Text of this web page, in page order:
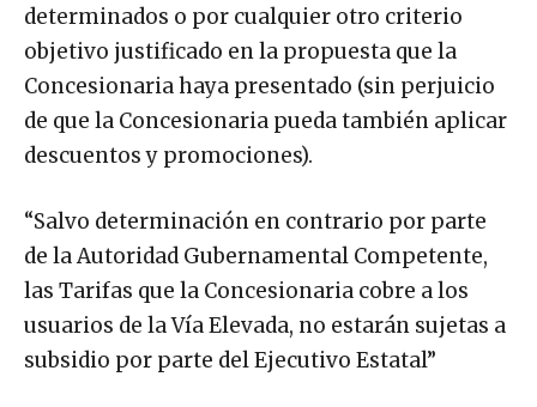
determinados o por cualquier otro criterio
objetivo justificado en la propuesta que la
Concesionaria haya presentado (sin perjuicio
de que la Concesionaria pueda también aplicar
descuentos y promociones).
“Salvo determinación en contrario por parte
de la Autoridad Gubernamental Competente,
las Tarifas que la Concesionaria cobre a los
usuarios de la Vía Elevada, no estarán sujetas a
subsidio por parte del Ejecutivo Estatal”